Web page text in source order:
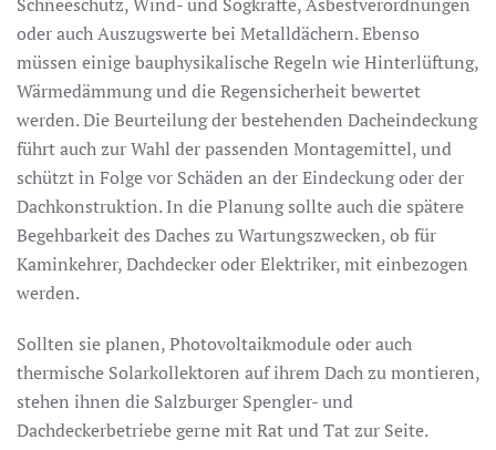
oder auch Auszugswerte bei Metalldächern. Ebenso
müssen einige bauphysikalische Regeln wie Hinterlüftung,
Wärmedämmung und die Regensicherheit bewertet
werden. Die Beurteilung der bestehenden Dacheindeckung
führt auch zur Wahl der passenden Montagemittel, und
schützt in Folge vor Schäden an der Eindeckung oder der
Dachkonstruktion. In die Planung sollte auch die spätere
Begehbarkeit des Daches zu Wartungszwecken, ob für
Kaminkehrer, Dachdecker oder Elektriker, mit einbezogen
werden.
Sollten sie planen, Photovoltaikmodule oder auch
thermische Solarkollektoren auf ihrem Dach zu montieren,
stehen ihnen die Salzburger Spengler- und
Dachdeckerbetriebe gerne mit Rat und Tat zur Seite.